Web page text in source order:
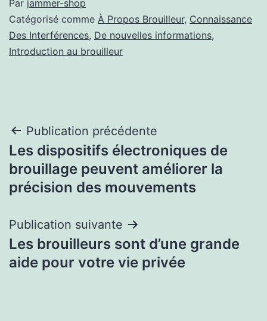
Par jammer-shop
Catégorisé comme À Propos Brouilleur, Connaissance
Des Interférences, De nouvelles informations,
Introduction au brouilleur
Navigation
de
l’article
Publication précédente
Les dispositifs électroniques de
brouillage peuvent améliorer la
précision des mouvements
Publication suivante
Les brouilleurs sont d’une grande
aide pour votre vie privée